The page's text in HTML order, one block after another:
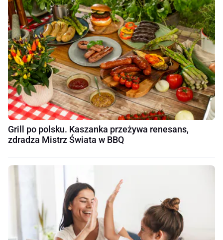
Grill po polsku. Kaszanka przeżywa renesans,
zdradza Mistrz Świata w BBQ